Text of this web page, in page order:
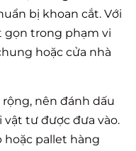
bị khoan cắt. Với
gọn trong phạm vi
hoặc cửa nhà
nên đánh dấu
tư được đưa vào.
hoặc pallet hàng